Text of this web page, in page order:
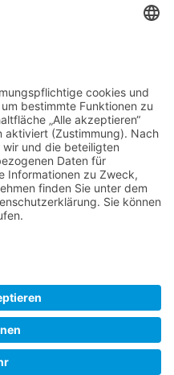
geschützt! Zur Anzeige
geschützt! Zur Anzeige